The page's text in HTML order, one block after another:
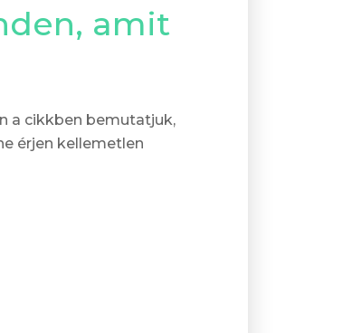
amit
a cikkben bemutatjuk,
érjen kellemetlen